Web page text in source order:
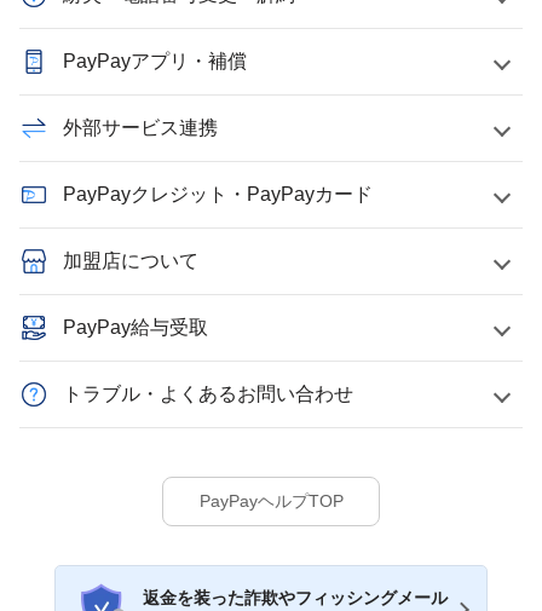
PayPayアプリ・補償
外部サービス連携
PayPayクレジット・PayPayカード
加盟店について
PayPay給与受取
トラブル・よくあるお問い合わせ
PayPayヘルプTOP
返金を装った詐欺やフィッシングメール